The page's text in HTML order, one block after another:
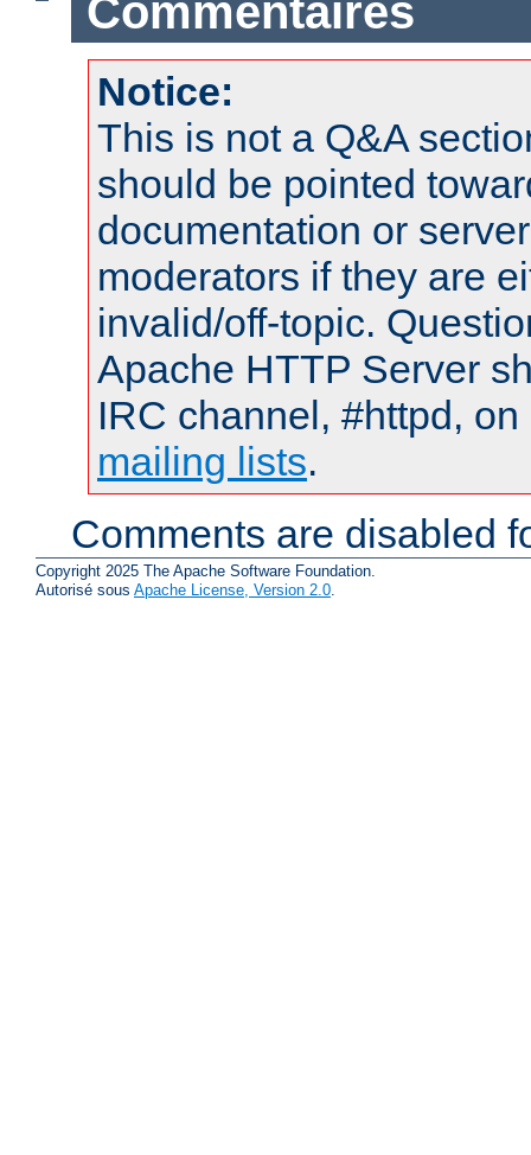
Commentaires
Notice:
This is not a Q&A
should be pointed
documentation or
moderators if they are
invalid/off-topic.
Apache HTTP Server
IRC channel, #httpd,
mailing lists.
Comments are disabled
Copyright 2025 The Apache Software Foundation.
Autorisé sous Apache License, Version 2.0